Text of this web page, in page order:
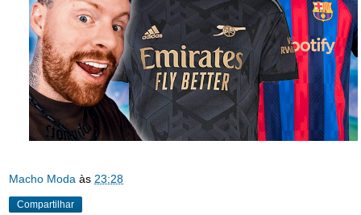
Macho Moda às 23:28
Compartilhar